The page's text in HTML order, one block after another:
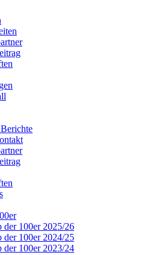
der 100er 2025/26
der 100er 2024/25
der 100er 2023/24